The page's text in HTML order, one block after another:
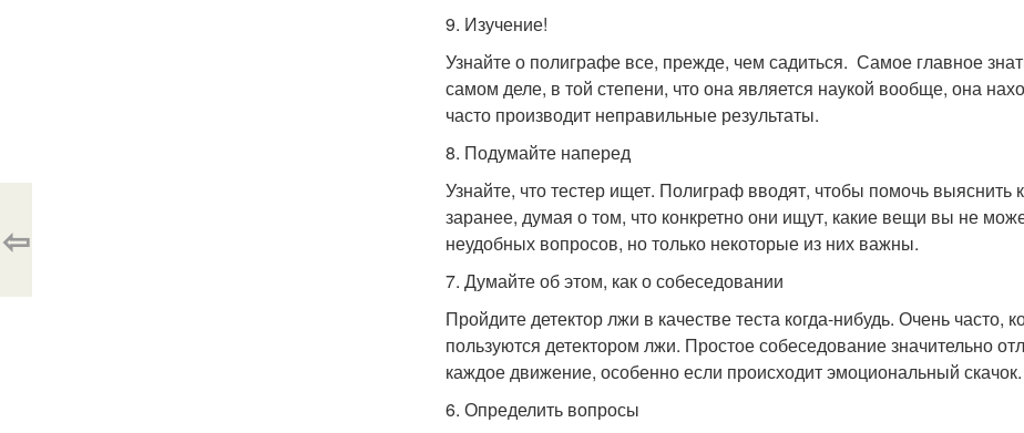
9. Изучение!
Узнайте о полиграфе все, прежде, чем садиться. Самое главное
самом деле, в той степени, что она является наукой вообще, она
часто производит неправильные результаты.
8. Подумайте наперед
Узнайте, что тестер ищет. Полиграф вводят, чтобы помочь
заранее, думая о том, что конкретно они ищут, какие вещи вы не
неудобных вопросов, но только некоторые из них важны.
7. Думайте об этом, как о собеседовании
Пройдите детектор лжи в качестве теста когда-нибудь. Очень часто,
пользуются детектором лжи. Простое собеседование значительно
каждое движение, особенно если происходит эмоциональный скачок.
6. Определить вопросы
⇦